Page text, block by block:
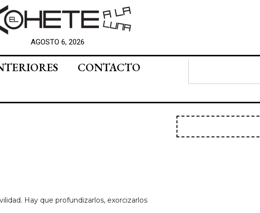
AGOSTO 6, 2026
CONTACTO
Hay que profundizarlos, exorcizarlos